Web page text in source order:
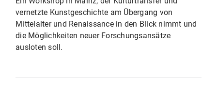
vernetzte Kunstgeschichte am Übergang von
Mittelalter und Renaissance in den Blick nimmt und
die Möglichkeiten neuer Forschungsansätze
ausloten soll.